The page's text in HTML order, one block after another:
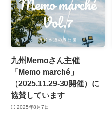
九州Memoさん主催
「Memo marché」
（2025.11.29-30開催）に
協賛しています
2025年8月7日